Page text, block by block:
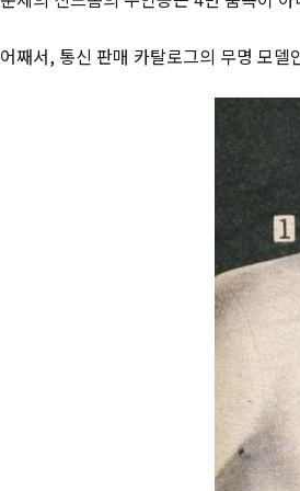
어째서, 통신 판매 카탈로그의 무명 모